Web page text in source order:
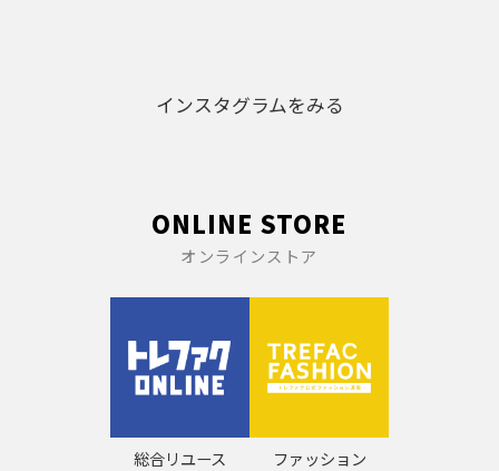
日テレプラス「容疑者☆パンプキンポテトフラ
イ」に、トレファクスタイル国分寺店が登場しま
2025年8月 休業日のお知らせ
インスタグラムをみる
ONLINE STORE
オンラインストア
総合リユース ファッション